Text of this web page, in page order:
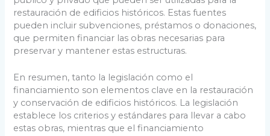
restauración de edificios históricos. Estas fuentes
pueden incluir subvenciones, préstamos o donaciones,
que permiten financiar las obras necesarias para
preservar y mantener estas estructuras.
En resumen, tanto la legislación como el
financiamiento son elementos clave en la restauración
y conservación de edificios históricos. La legislación
establece los criterios y estándares para llevar a cabo
estas obras, mientras que el financiamiento